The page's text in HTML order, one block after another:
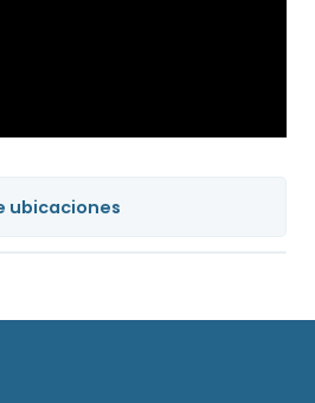
ubicaciones